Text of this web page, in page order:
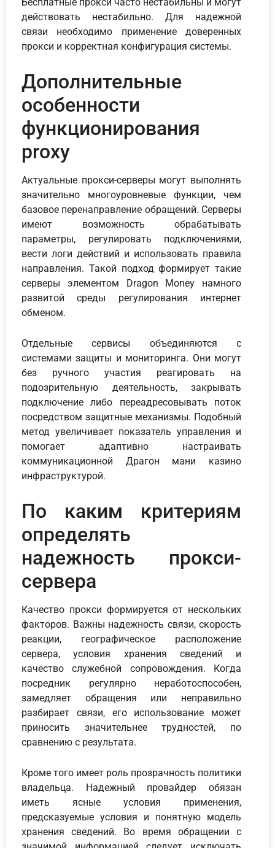
действовать нестабильно. Для надежной
связи необходимо применение доверенных
прокси и корректная конфигурация системы.
Дополнительные
особенности
функционирования
proxy
Актуальные прокси-серверы могут выполнять
значительно многоуровневые функции, чем
базовое перенаправление обращений. Серверы
имеют возможность обрабатывать
параметры, регулировать подключениями,
вести логи действий и использовать правила
направления. Такой подход формирует такие
серверы элементом Dragon Money намного
развитой среды регулирования интернет
обменом.
Отдельные сервисы объединяются с
системами защиты и мониторинга. Они могут
без ручного участия реагировать на
подозрительную деятельность, закрывать
подключение либо переадресовывать поток
посредством защитные механизмы. Подобный
метод увеличивает показатель управления и
помогает адаптивно настраивать
коммуникационной Драгон мани казино
инфраструктурой.
По каким критериям
определять
надежность прокси-
сервера
Качество прокси формируется от нескольких
факторов. Важны надежность связи, скорость
реакции, географическое расположение
сервера, условия хранения сведений и
качество служебной сопровождения. Когда
посредник регулярно неработоспособен,
замедляет обращения или неправильно
разбирает связи, его использование может
приносить значительнее трудностей, по
сравнению с результата.
Кроме того имеет роль прозрачность политики
владельца. Надежный провайдер обязан
иметь ясные условия применения,
предсказуемые условия и понятную модель
хранения сведений. Во время обращении с